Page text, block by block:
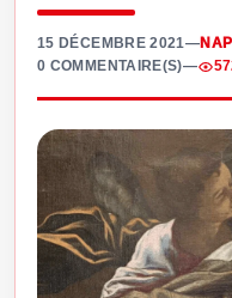
15 DÉCEMBRE 2021—
0 COMMENTAIRE(S)—